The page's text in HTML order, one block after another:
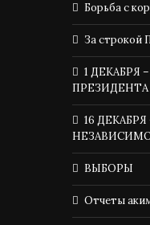
Борьба с
За строкой
1 ДЕКАБРЯ
ПРЕЗИДЕНТА
16
ВЫБОРЫ
Отчеты